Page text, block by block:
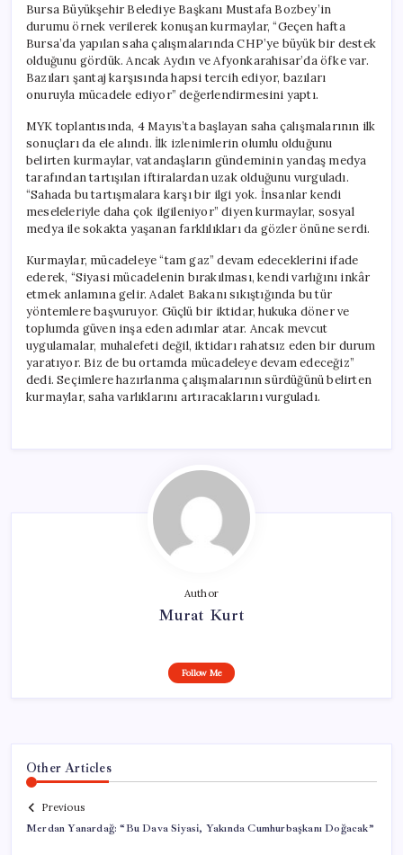
Bursa Büyükşehir Belediye Başkanı Mustafa Bozbey’in
durumu örnek verilerek konuşan kurmaylar, “Geçen hafta
Bursa’da yapılan saha çalışmalarında CHP’ye büyük bir destek
olduğunu gördük. Ancak Aydın ve Afyonkarahisar’da öfke var.
Bazıları şantaj karşısında hapsi tercih ediyor, bazıları
onuruyla mücadele ediyor” değerlendirmesini yaptı.
MYK toplantısında, 4 Mayıs’ta başlayan saha çalışmalarının ilk
sonuçları da ele alındı. İlk izlenimlerin olumlu olduğunu
belirten kurmaylar, vatandaşların gündeminin yandaş medya
tarafından tartışılan iftiralardan uzak olduğunu vurguladı.
“Sahada bu tartışmalara karşı bir ilgi yok. İnsanlar kendi
meseleleriyle daha çok ilgileniyor” diyen kurmaylar, sosyal
medya ile sokakta yaşanan farklılıkları da gözler önüne serdi.
Kurmaylar, mücadeleye “tam gaz” devam edeceklerini ifade
ederek, “Siyasi mücadelenin bırakılması, kendi varlığını inkâr
etmek anlamına gelir. Adalet Bakanı sıkıştığında bu tür
yöntemlere başvuruyor. Güçlü bir iktidar, hukuka döner ve
toplumda güven inşa eden adımlar atar. Ancak mevcut
uygulamalar, muhalefeti değil, iktidarı rahatsız eden bir durum
yaratıyor. Biz de bu ortamda mücadeleye devam edeceğiz”
dedi. Seçimlere hazırlanma çalışmalarının sürdüğünü belirten
kurmaylar, saha varlıklarını artıracaklarını vurguladı.
Author
Murat Kurt
Follow Me
Other Articles
Previous
Merdan Yanardağ: “Bu Dava Siyasi, Yakında Cumhurbaşkanı Doğacak”